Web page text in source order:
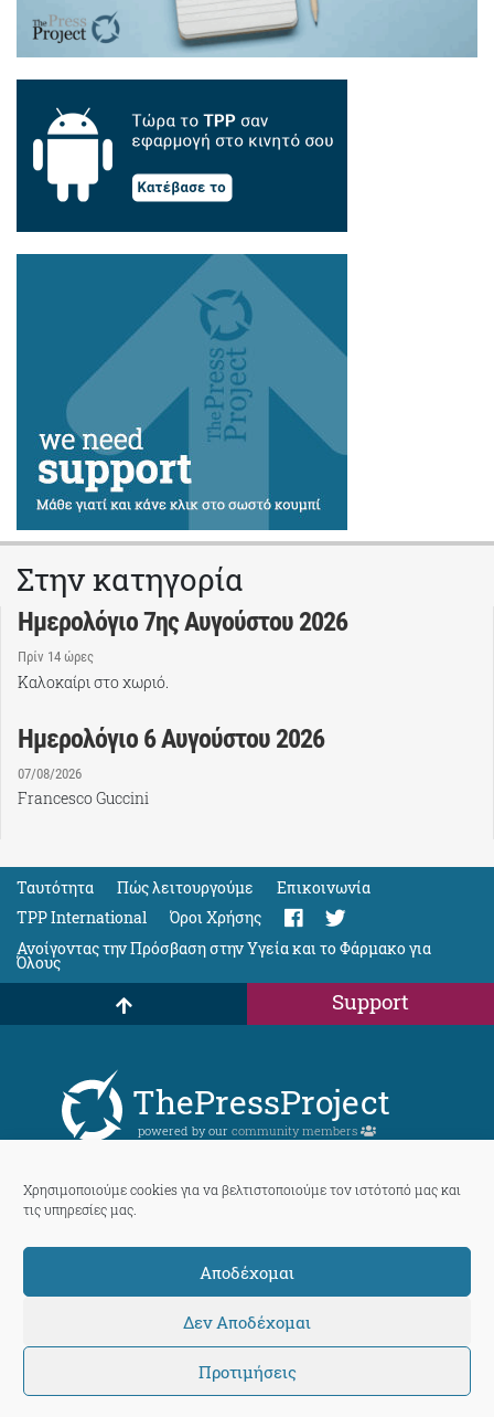
Χρησιμοποιούμε cookies για να βελτιστοποιούμε τον ιστότοπό μας και
τις υπηρεσίες μας.
Αποδέχομαι
Δεν Αποδέχομαι
Προτιμήσεις
Στην κατηγορία
Ημερολόγιο 7ης Αυγούστου 2026
Πρίν 14 ώρες
Καλοκαίρι στο χωριό.
Ημερολόγιο 6 Αυγούστου 2026
07/08/2026
Francesco Guccini
Ταυτότητα Πώς λειτουργούμε
Eπικοινωνία
TPP International
Όροι Χρήσης
Ανοίγοντας την Πρόσβαση στην Υγεία και το Φάρμακο για
Όλους
Support
ThePressProject
powered by our community members
© 2026 ThePressProject | Created by BitsnBytes & re-manufactured